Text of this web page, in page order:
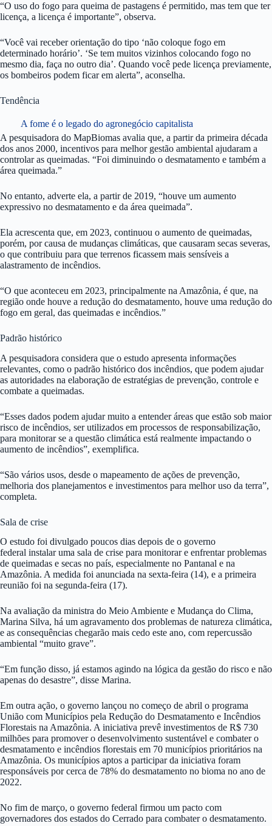
“O uso do fogo para queima de pastagens é permitido, mas tem que ter
licença, a licença é importante”, observa.
“Você vai receber orientação do tipo ‘não coloque fogo em
determinado horário’. ‘Se tem muitos vizinhos colocando fogo no
mesmo dia, faça no outro dia’. Quando você pede licença previamente,
os bombeiros podem ficar em alerta”, aconselha.
Tendência
A fome é o legado do agronegócio capitalista
A pesquisadora do MapBiomas avalia que, a partir da primeira década
dos anos 2000, incentivos para melhor gestão ambiental ajudaram a
controlar as queimadas. “Foi diminuindo o desmatamento e também a
área queimada.”
No entanto, adverte ela, a partir de 2019, “houve um aumento
expressivo no desmatamento e da área queimada”.
Ela acrescenta que, em 2023, continuou o aumento de queimadas,
porém, por causa de mudanças climáticas, que causaram secas severas,
o que contribuiu para que terrenos ficassem mais sensíveis a
alastramento de incêndios.
“O que aconteceu em 2023, principalmente na Amazônia, é que, na
região onde houve a redução do desmatamento, houve uma redução do
fogo em geral, das queimadas e incêndios.”
Padrão histórico
A pesquisadora considera que o estudo apresenta informações
relevantes, como o padrão histórico dos incêndios, que podem ajudar
as autoridades na elaboração de estratégias de prevenção, controle e
combate a queimadas.
“Esses dados podem ajudar muito a entender áreas que estão sob maior
risco de incêndios, ser utilizados em processos de responsabilização,
para monitorar se a questão climática está realmente impactando o
aumento de incêndios”, exemplifica.
“São vários usos, desde o mapeamento de ações de prevenção,
melhoria dos planejamentos e investimentos para melhor uso da terra”,
completa.
Sala de crise
O estudo foi divulgado poucos dias depois de o governo
federal instalar uma sala de crise para monitorar e enfrentar problemas
de queimadas e secas no país, especialmente no Pantanal e na
Amazônia. A medida foi anunciada na sexta-feira (14), e a primeira
reunião foi na segunda-feira (17).
Na avaliação da ministra do Meio Ambiente e Mudança do Clima,
Marina Silva, há um agravamento dos problemas de natureza climática,
e as consequências chegarão mais cedo este ano, com repercussão
ambiental “muito grave”.
“Em função disso, já estamos agindo na lógica da gestão do risco e não
apenas do desastre”, disse Marina.
Em outra ação, o governo lançou no começo de abril o programa
União com Municípios pela Redução do Desmatamento e Incêndios
Florestais na Amazônia. A iniciativa prevê investimentos de R$ 730
milhões para promover o desenvolvimento sustentável e combater o
desmatamento e incêndios florestais em 70 municípios prioritários na
Amazônia. Os municípios aptos a participar da iniciativa foram
responsáveis por cerca de 78% do desmatamento no bioma no ano de
2022.
No fim de março, o governo federal firmou um pacto com
governadores dos estados do Cerrado para combater o desmatamento.